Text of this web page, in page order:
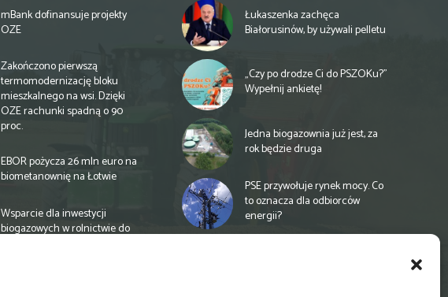
mBank dofinansuje projekty
OZE
Zakończono pierwszą
termomodernizację bloku
mieszkalnego na wsi. Dzięki
OZE rachunki spadną o 90
proc.
EBOR pożycza 26 mln euro na
biometanownię na Łotwie
Wsparcie dla inwestycji
biogazowych w rolnictwie do
Łukaszenka zachęca
Białorusinów, by używali pelletu
„Czy po drodze Ci do PSZOKu?”
Wypełnij ankietę!
Jedna biogazownia już jest, za
rok będzie druga
PSE przywołuje rynek mocy. Co
to oznacza dla odbiorców
energii?